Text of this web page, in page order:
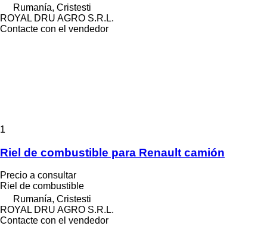
Rumanía, Cristesti
ROYAL DRU AGRO S.R.L.
Contacte con el vendedor
1
Riel de combustible para Renault camión
Precio a consultar
Riel de combustible
Rumanía, Cristesti
ROYAL DRU AGRO S.R.L.
Contacte con el vendedor